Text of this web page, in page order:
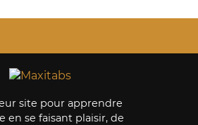
site pour apprendre
en se faisant plaisir, de